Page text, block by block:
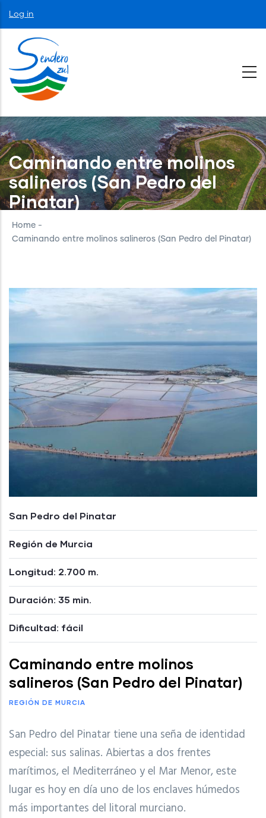
Skip
to
main
content
User
account
menu
Log in
Caminando entre molinos
salineros (San Pedro del
Pinatar)
Home -
Caminando entre molinos salineros (San Pedro del Pinatar)
San Pedro del Pinatar
Región de Murcia
Longitud: 2.700 m.
Duración: 35 min.
Dificultad: fácil
Caminando entre molinos
salineros (San Pedro del Pinatar)
REGIÓN DE MURCIA
San Pedro del Pinatar tiene una seña de identidad
especial: sus salinas. Abiertas a dos frentes
marítimos, el Mediterráneo y el Mar Menor, este
lugar es hoy en día uno de los enclaves húmedos
más importantes del litoral murciano.